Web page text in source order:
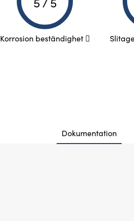
Korrosion beständighet
Dokumentation